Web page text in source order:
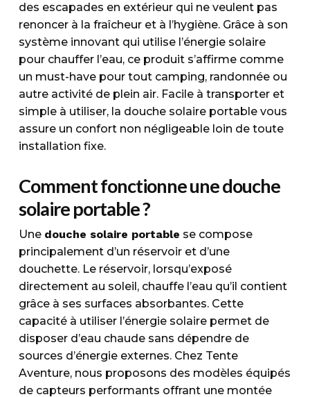
des escapades en extérieur qui ne veulent pas
renoncer à la fraîcheur et à l’hygiène. Grâce à son
système innovant qui utilise l’énergie solaire
pour chauffer l’eau, ce produit s’affirme comme
un must-have pour tout camping, randonnée ou
autre activité de plein air. Facile à transporter et
simple à utiliser, la douche solaire portable vous
assure un confort non négligeable loin de toute
installation fixe.
Comment fonctionne une douche
solaire portable ?
Une douche solaire portable se compose
principalement d’un réservoir et d’une
douchette. Le réservoir, lorsqu’exposé
directement au soleil, chauffe l’eau qu’il contient
grâce à ses surfaces absorbantes. Cette
capacité à utiliser l’énergie solaire permet de
disposer d’eau chaude sans dépendre de
sources d’énergie externes. Chez Tente
Aventure, nous proposons des modèles équipés
de capteurs performants offrant une montée